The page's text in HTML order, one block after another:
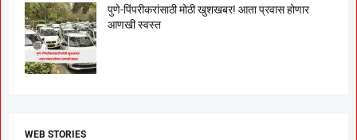
पुणे-पिंपरीकरांसाठी मोठी खुशखबर! आता प्रवास होणार
आणखी स्वस्त
WEB STORIES